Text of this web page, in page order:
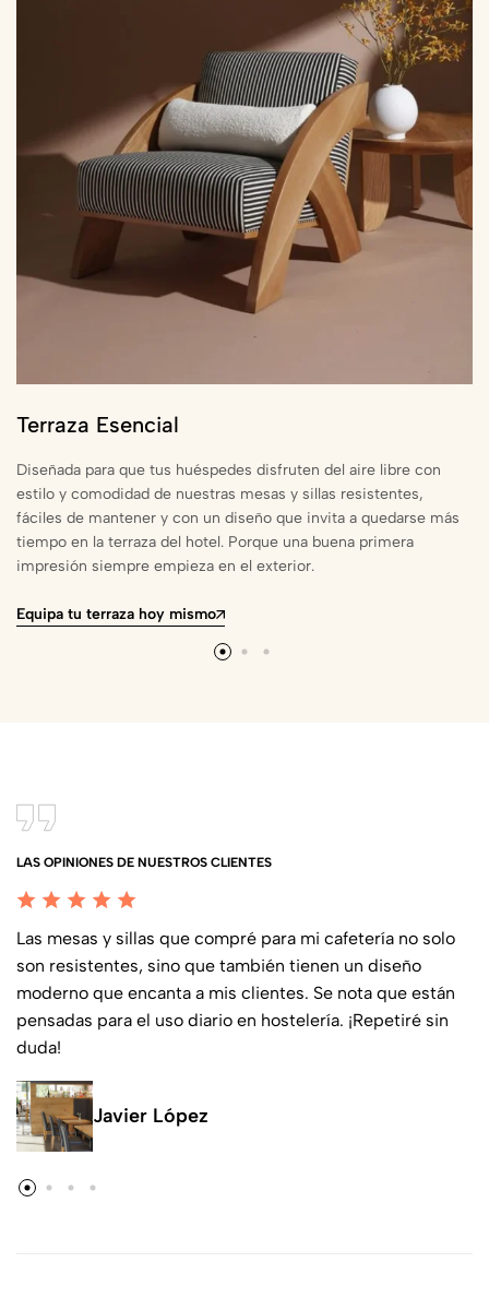
Terraza Esencial
Diseñada para que tus huéspedes disfruten del aire libre con
estilo y comodidad de nuestras mesas y sillas resistentes,
fáciles de mantener y con un diseño que invita a quedarse más
tiempo en la terraza del hotel. Porque una buena primera
impresión siempre empieza en el exterior.
Equipa tu terraza hoy mismo
LAS OPINIONES DE NUESTROS CLIENTES
Las mesas y sillas que compré para mi cafetería no solo
son resistentes, sino que también tienen un diseño
moderno que encanta a mis clientes. Se nota que están
pensadas para el uso diario en hostelería. ¡Repetiré sin
duda!
Javier López